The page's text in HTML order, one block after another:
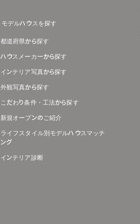
モデルハウスを探す
都道府県から探す
ハウスメーカーから探す
インテリア写真から探す
外観写真から探す
こだわり条件・工法から探す
新規オープンのご紹介
ライフスタイル別モデルハウスマッチ
ング
インテリア診断